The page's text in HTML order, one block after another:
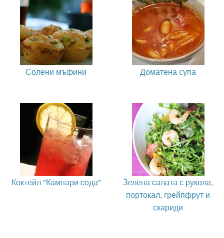
Солени мъфини Доматена супа
Коктейл "Кампари сода"
Зелена салата с рукола,
портокал, грейпфрут и
скариди